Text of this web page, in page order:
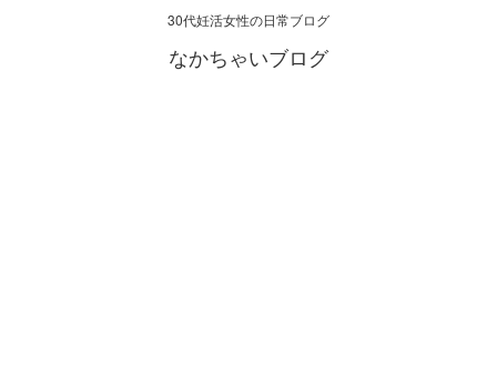
30代妊活女性の日常ブログ
なかちゃいブログ